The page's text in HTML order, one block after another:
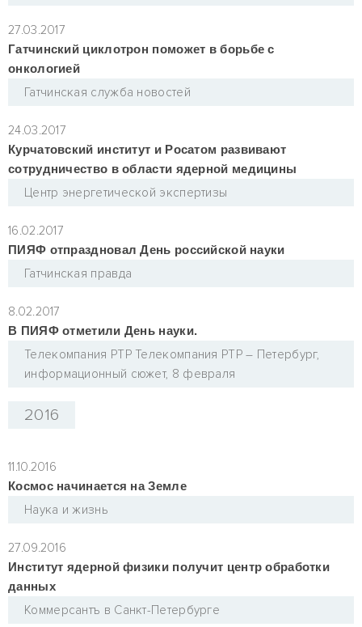
27.03.2017
Гатчинский циклотрон поможет в борьбе с
онкологией
Гатчинская служба новостей
24.03.2017
Курчатовский институт и Росатом развивают
сотрудничество в области ядерной медицины
Центр энергетической экспертизы
16.02.2017
ПИЯФ отпраздновал День российской науки
Гатчинская правда
8.02.2017
В ПИЯФ отметили День науки.
Телекомпания РТР Телекомпания РТР – Петербург,
информационный сюжет, 8 февраля
2016
11.10.2016
Космос начинается на Земле
Наука и жизнь
27.09.2016
Институт ядерной физики получит центр обработки
данных
Коммерсантъ в Санкт-Петербурге